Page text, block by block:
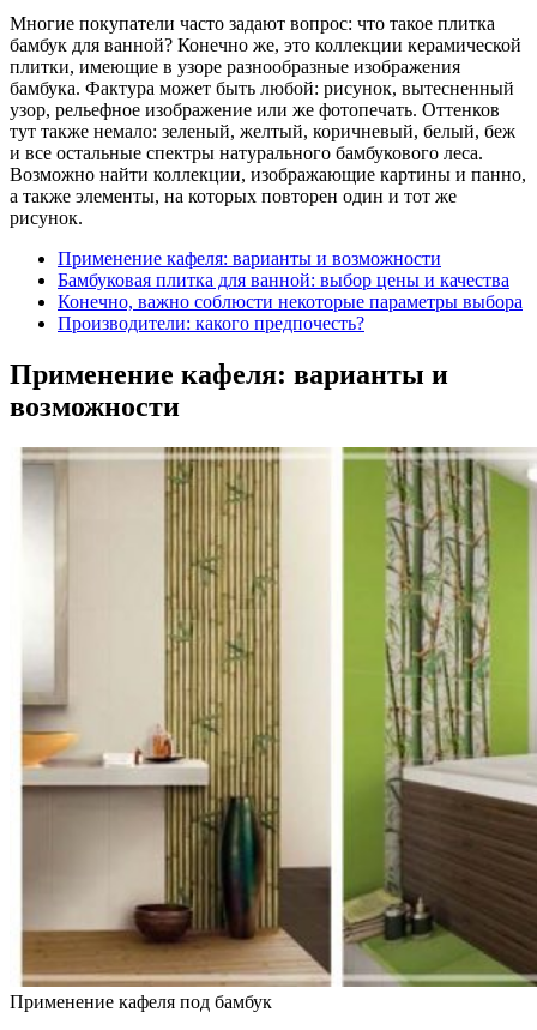
Многие покупатели часто задают вопрос: что такое плитка
бамбук для ванной? Конечно же, это коллекции керамической
плитки, имеющие в узоре разнообразные изображения
бамбука. Фактура может быть любой: рисунок, вытесненный
узор, рельефное изображение или же фотопечать. Оттенков
тут также немало: зеленый, желтый, коричневый, белый, беж
и все остальные спектры натурального бамбукового леса.
Возможно найти коллекции, изображающие картины и панно,
а также элементы, на которых повторен один и тот же
рисунок.
Применение кафеля: варианты и возможности
Бамбуковая плитка для ванной: выбор цены и качества
Конечно, важно соблюсти некоторые параметры выбора
Производители: какого предпочесть?
Применение кафеля: варианты и
возможности
Применение кафеля под бамбук